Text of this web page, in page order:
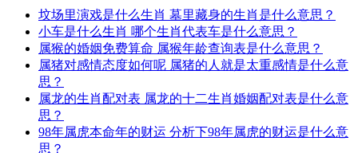
坟场里演戏是什么生肖 墓里藏身的生肖是什么意思？
小车是什么生肖 哪个生肖代表车是什么意思？
属猴的婚姻免费算命 属猴年龄查询表是什么意思？
属猪对感情态度如何呢 属猪的人就是太重感情是什么意
思？
属龙的生肖配对表 属龙的十二生肖婚姻配对表是什么意
思？
98年属虎本命年的财运 分析下98年属虎的财运是什么意
思？